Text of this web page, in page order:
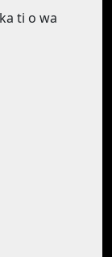
ti o wa